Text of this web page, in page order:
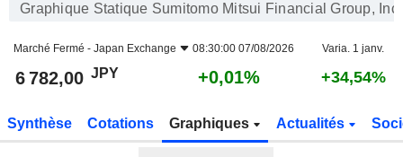
Graphique Statique Sumitomo Mitsui Financial Group, Inc.
Marché Fermé - Japan Exchange 08:30:00 07/08/2026 Varia. 1 janv.
6 782,00 JPY +0,01% +34,54%
Synthèse Cotations Graphiques Actualités